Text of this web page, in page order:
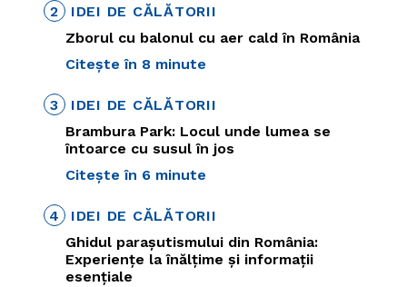
2
IDEI DE CĂLĂTORII
Zborul cu balonul cu aer cald în România
Citește în 8 minute
3
IDEI DE CĂLĂTORII
Brambura Park: Locul unde lumea se
întoarce cu susul în jos
Citește în 6 minute
4
IDEI DE CĂLĂTORII
Ghidul parașutismului din România:
Experiențe la înălțime și informații
esențiale